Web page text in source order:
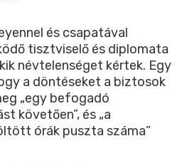
és csapatával
tisztviselő és diplomata
névtelenséget kértek. Egy
a döntéseket a biztosok
„egy befogadó
követően”, és „a
órák puszta száma”